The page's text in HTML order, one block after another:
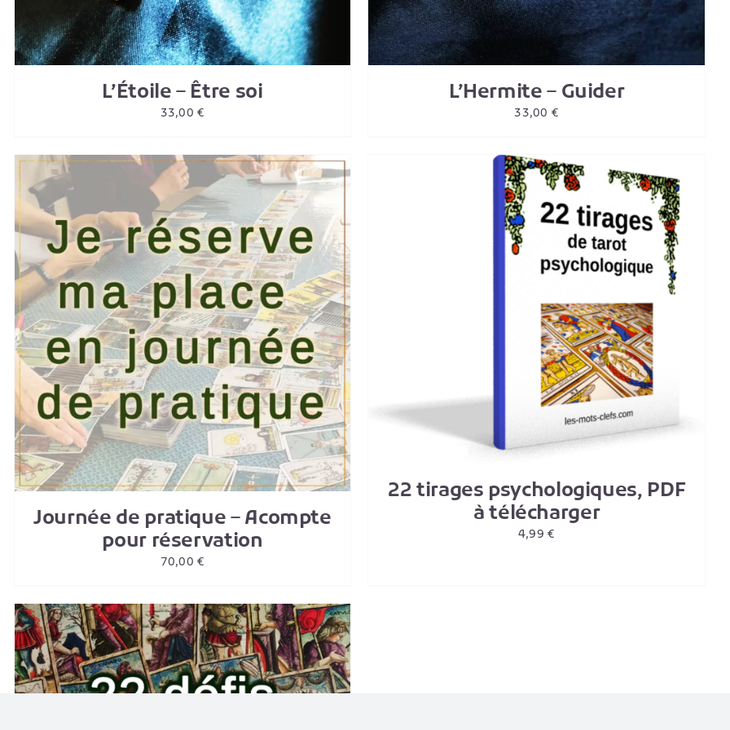
L’Étoile – Être soi
33,00 €
L’Hermite – Guider
33,00 €
Journée de pratique – Acompte
pour réservation
70,00 €
AJOUTER AU PANIER / DETAILS
22 tirages psychologiques, PDF
à télécharger
4,99€